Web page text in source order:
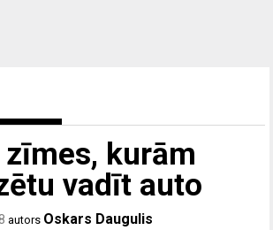
kurām
vadīt auto
autors Oskars Daugulis